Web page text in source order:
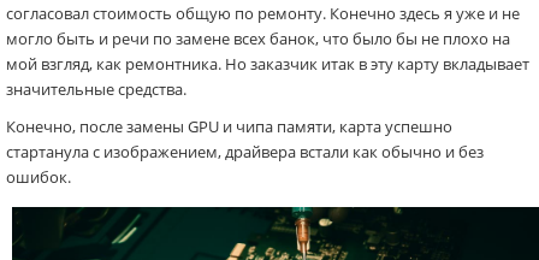
согласовал стоимость общую по ремонту. Конечно здесь я уже и не
могло быть и речи по замене всех банок, что было бы не плохо на
мой взгляд, как ремонтника. Но заказчик итак в эту карту вкладывает
значительные средства.
Конечно, после замены GPU и чипа памяти, карта успешно
стартанула с изображением, драйвера встали как обычно и без
ошибок.